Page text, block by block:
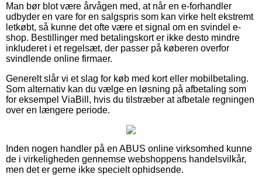
Man bør blot være årvågen med, at når en e-forhandler
udbyder en vare for en salgspris som kan virke helt ekstremt
letkøbt, så kunne det ofte være et signal om en svindel e-
shop. Bestillinger med betalingskort er ikke desto mindre
inkluderet i et regelsæt, der passer på køberen overfor
svindlende online firmaer.
Generelt slår vi et slag for køb med kort eller mobilbetaling.
Som alternativ kan du vælge en løsning på afbetaling som
for eksempel ViaBill, hvis du tilstræber at afbetale regningen
over en længere periode.
Inden nogen handler på en ABUS online virksomhed kunne
de i virkeligheden gennemse webshoppens handelsvilkår,
men det er gerne ikke specielt ophidsende.